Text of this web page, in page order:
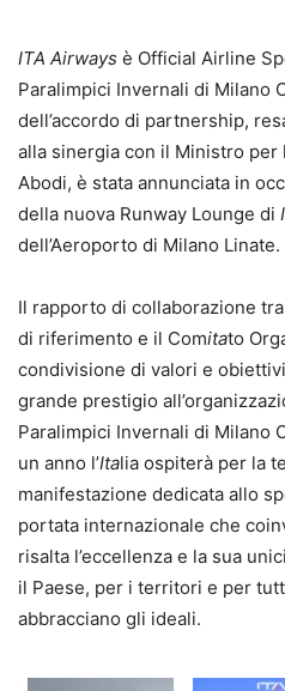
ITA Airways è Official Airline
Paralimpici Invernali di Milano
dell’accordo di partnership,
alla sinergia con il Ministro
Abodi, è stata annunciata in
della nuova Runway Lounge di
dell’Aeroporto di Milano Linate.
Il rapporto di collaborazione
di riferimento e il Comitato
condivisione di valori e
grande prestigio
Paralimpici Invernali di Milano
un anno l’Italia ospiterà per la
manifestazione dedicata allo
portata internazionale che
risalta l’eccellenza e la sua
il Paese, per i territori e per
abbracciano gli ideali.